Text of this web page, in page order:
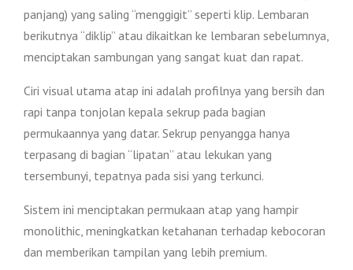
panjang) yang saling “menggigit” seperti klip. Lembaran
berikutnya “diklip” atau dikaitkan ke lembaran sebelumnya,
menciptakan sambungan yang sangat kuat dan rapat.
Ciri visual utama atap ini adalah profilnya yang bersih dan
rapi tanpa tonjolan kepala sekrup pada bagian
permukaannya yang datar. Sekrup penyangga hanya
terpasang di bagian “lipatan” atau lekukan yang
tersembunyi, tepatnya pada sisi yang terkunci.
Sistem ini menciptakan permukaan atap yang hampir
monolithic, meningkatkan ketahanan terhadap kebocoran
dan memberikan tampilan yang lebih premium.